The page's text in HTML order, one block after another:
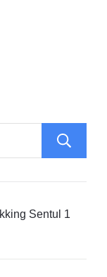
Sentul 1